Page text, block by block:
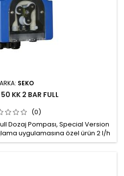
SEKO
KK 2 BAR FULL
(0)
Dozaj Pompası, Special Version
uygulamasına özel ürün 2 l/h
Sekofort tube Ayarlanabilir akış